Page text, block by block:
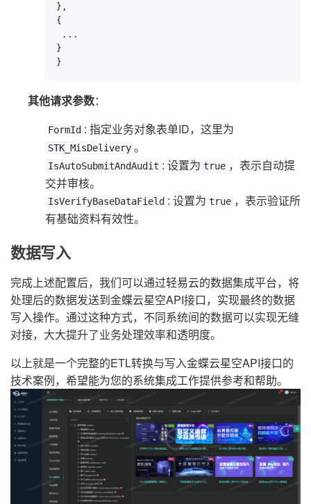
},
{
...
}
}
其他请求参数：
FormId : 指定业务对象表单ID，这里为
STK_MisDelivery 。
IsAutoSubmitAndAudit : 设置为 true ，表示自动提
交并审核。
IsVerifyBaseDataField : 设置为 true ，表示验证所
有基础资料有效性。
数据写入
完成上述配置后，我们可以通过轻易云的数据集成平台，将
处理后的数据发送到金蝶云星空API接口，实现最终的数据
写入操作。通过这种方式，不同系统间的数据可以实现无缝
对接，大大提升了业务处理效率和透明度。
以上就是一个完整的ETL转换与写入金蝶云星空API接口的
技术案例，希望能为您的系统集成工作提供参考和帮助。